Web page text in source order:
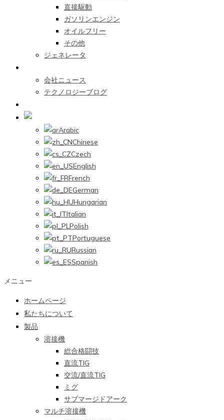
直接駆動
ガソリンエンジン
オイルフリー
その他
ジェネレータ
会社ニュース
テクノロジーブログ
Arabic
Chinese
Czech
English
French
German
Hungarian
Italian
Polish
Portuguese
Russian
Spanish
メニュー
ホームページ
私たちについて
製品
溶接機
総合格闘技
直流TIG
交流/直流TIG
ミグ
サブマージドアーク
マルチ溶接機